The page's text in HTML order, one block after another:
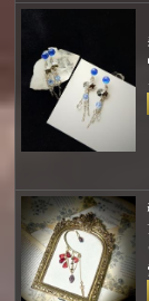
🥀 柘